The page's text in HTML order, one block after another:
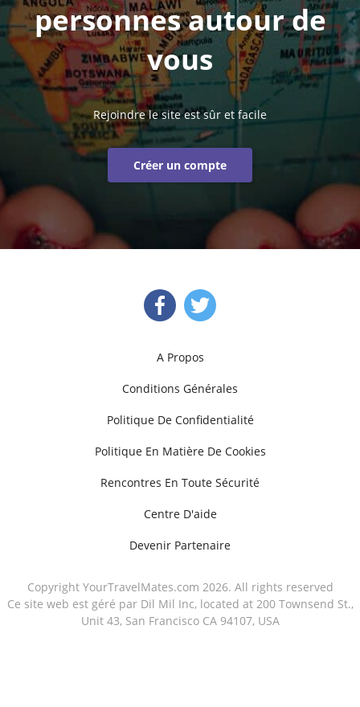
personnes autour de
vous
Rejoindre le site est sûr et facile
Créer un compte
A Propos
Conditions Générales
Politique De Confidentialité
Politique En Matière De Cookies
Rencontres En Toute Sécurité
Centre D'aide
Devenir Partenaire
Copyright YourTravelMates.com 2026. All rights reserved
Ce site web est géré par Dil Mil Inc, located at 200 Townsend St.,
Unit 43, San Francisco CA 94107, USA